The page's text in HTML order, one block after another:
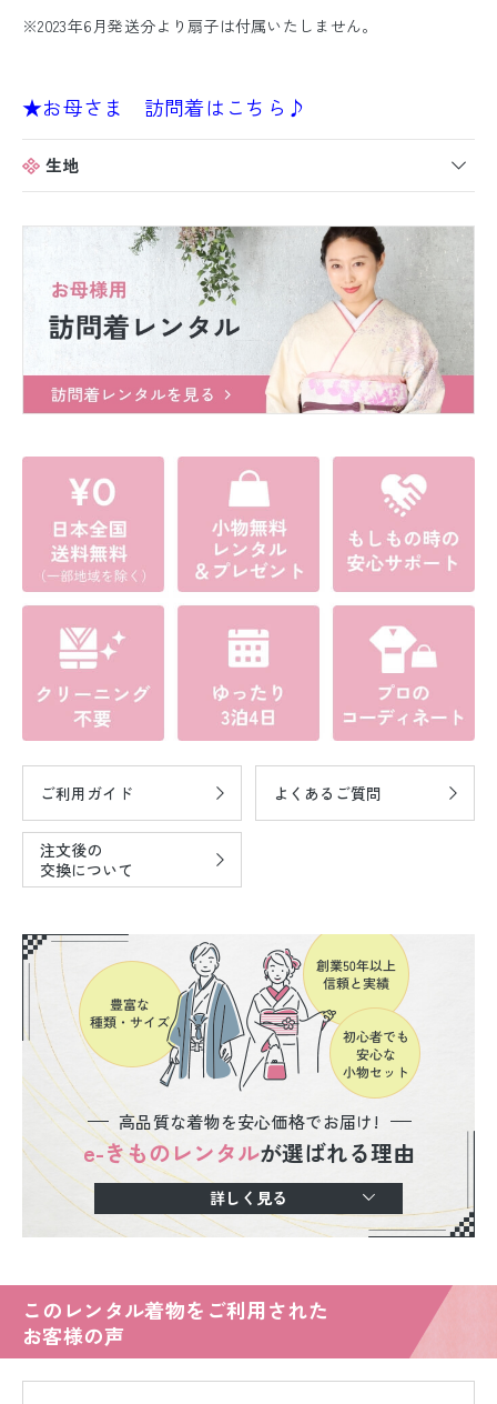
※2023年6月発送分より扇子は付属いたしません。
★お母さま 訪問着はこちら♪
生地
ご利用ガイド よくあるご質問
注文後の
交換について
高品質な着物を安心価格でお届け!
e-きものレンタルが選ばれる理由
詳しく見る
このレンタル着物をご利用された
お客様の声